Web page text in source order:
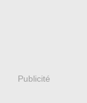
Publicité